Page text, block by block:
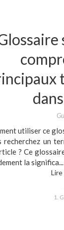
utiliser ce
recherchez un
? Ce
la significa...
Lire
1.